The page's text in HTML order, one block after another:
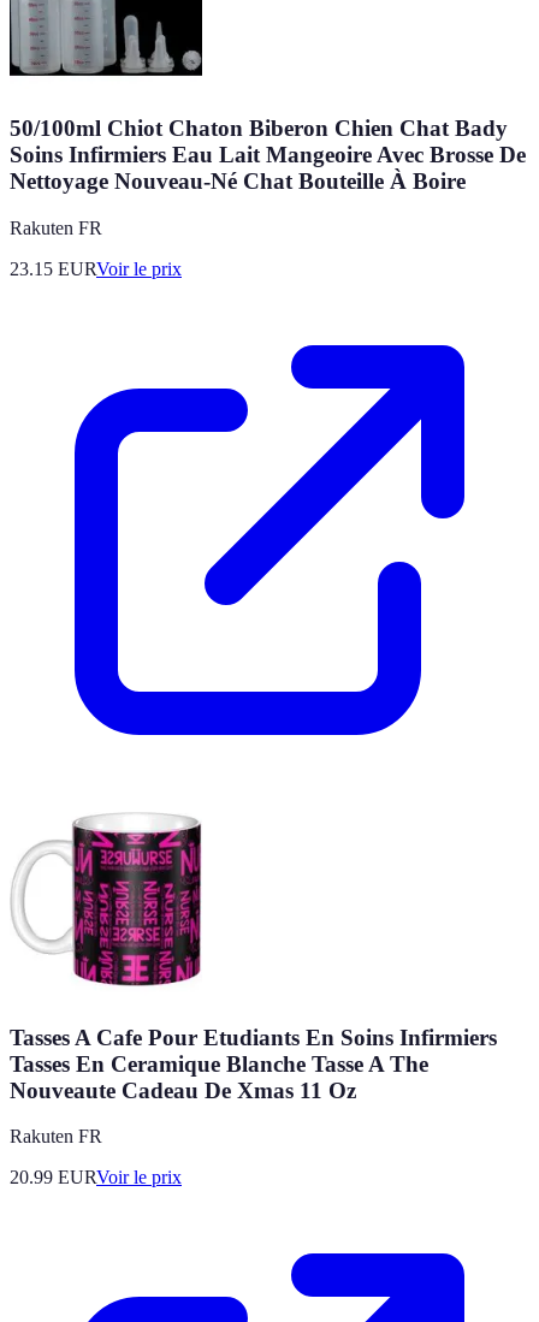
50/100ml Chiot Chaton Biberon Chien Chat Bady
Soins Infirmiers Eau Lait Mangeoire Avec Brosse De
Nettoyage Nouveau-Né Chat Bouteille À Boire
Rakuten FR
23.15 EURVoir le prix
Tasses A Cafe Pour Etudiants En Soins Infirmiers
Tasses En Ceramique Blanche Tasse A The
Nouveaute Cadeau De Xmas 11 Oz
Rakuten FR
20.99 EURVoir le prix